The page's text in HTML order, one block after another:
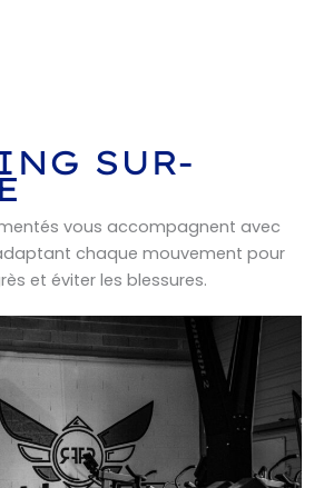
SUR-
vous accompagnent avec
chaque mouvement pour
et éviter les blessures.